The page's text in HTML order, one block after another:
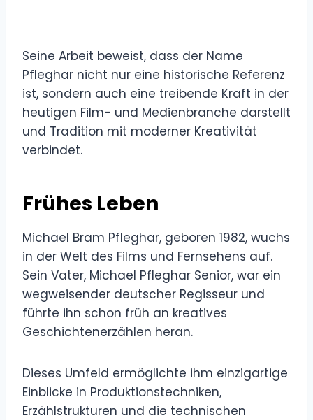
Seine Arbeit beweist, dass der Name
Pfleghar nicht nur eine historische Referenz
ist, sondern auch eine treibende Kraft in der
heutigen Film- und Medienbranche darstellt
und Tradition mit moderner Kreativität
verbindet.
Frühes Leben
Michael Bram Pfleghar, geboren 1982, wuchs
in der Welt des Films und Fernsehens auf.
Sein Vater, Michael Pfleghar Senior, war ein
wegweisender deutscher Regisseur und
führte ihn schon früh an kreatives
Geschichtenerzählen heran.
Dieses Umfeld ermöglichte ihm einzigartige
Einblicke in Produktionstechniken,
Erzählstrukturen und die technischen